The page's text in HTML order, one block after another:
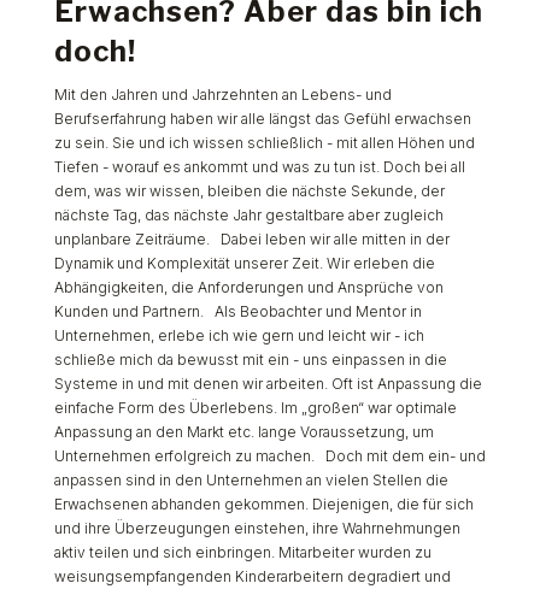
Erwachsen? Aber das bin ich
doch!
Mit den Jahren und Jahrzehnten an Lebens- und
Berufserfahrung haben wir alle längst das Gefühl erwachsen
zu sein. Sie und ich wissen schließlich - mit allen Höhen und
Tiefen - worauf es ankommt und was zu tun ist. Doch bei all
dem, was wir wissen, bleiben die nächste Sekunde, der
nächste Tag, das nächste Jahr gestaltbare aber zugleich
unplanbare Zeiträume. Dabei leben wir alle mitten in der
Dynamik und Komplexität unserer Zeit. Wir erleben die
Abhängigkeiten, die Anforderungen und Ansprüche von
Kunden und Partnern. Als Beobachter und Mentor in
Unternehmen, erlebe ich wie gern und leicht wir - ich
schließe mich da bewusst mit ein - uns einpassen in die
Systeme in und mit denen wir arbeiten. Oft ist Anpassung die
einfache Form des Überlebens. Im „großen“ war optimale
Anpassung an den Markt etc. lange Voraussetzung, um
Unternehmen erfolgreich zu machen. Doch mit dem ein- und
anpassen sind in den Unternehmen an vielen Stellen die
Erwachsenen abhanden gekommen. Diejenigen, die für sich
und ihre Überzeugungen einstehen, ihre Wahrnehmungen
aktiv teilen und sich einbringen. Mitarbeiter wurden zu
weisungsempfangenden Kinderarbeitern degradiert und